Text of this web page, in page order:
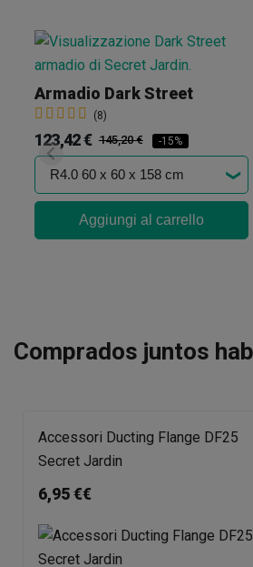
Armadio Dark Street
(8)
123,42 € 145,20 € -15%
Aggiungi al carrello
Comprados juntos
Accessori Ducting Flange DF25
Secret Jardin
6,95 €€